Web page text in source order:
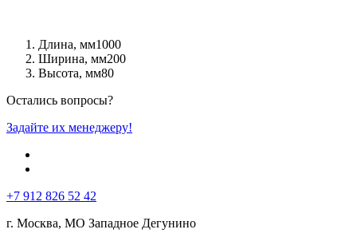
Длина, мм1000
Ширина, мм200
Высота, мм80
Остались вопросы?
Задайте их менеджеру!
+7 912 826 52 42
г. Москва, МО Западное Дегунино